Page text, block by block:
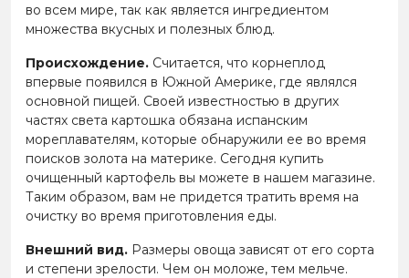
во всем мире, так как является ингредиентом
множества вкусных и полезных блюд.
Происхождение. Считается, что корнеплод
впервые появился в Южной Америке, где являлся
основной пищей. Своей известностью в других
частях света картошка обязана испанским
мореплавателям, которые обнаружили ее во время
поисков золота на материке. Сегодня купить
очищенный картофель вы можете в нашем магазине.
Таким образом, вам не придется тратить время на
очистку во время приготовления еды.
Внешний вид. Размеры овоща зависят от его сорта
и степени зрелости. Чем он моложе, тем мельче.